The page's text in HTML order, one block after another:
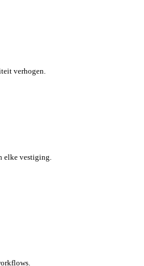
nauwkeurige en flexibele